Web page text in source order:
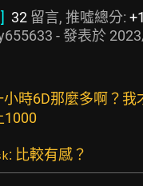
32 留言, 推噓總分:
- 發表於
小時6D那麼多啊？我
1000
: 比較有感？